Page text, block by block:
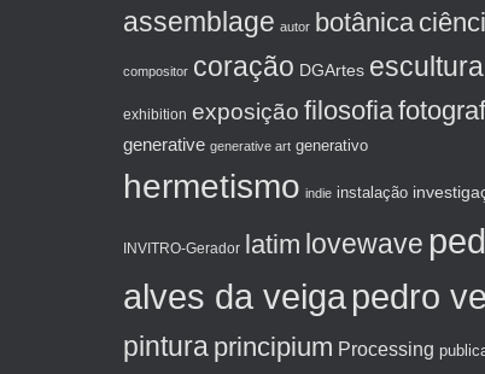
assemblage autor botânica
compositor coração DGArtes escultura
exhibition exposição filosofia
generative generative art generativo
hermetismo indie instalação
INVITRO-Gerador latim lovewave
alves da veigapedro
pintura principium Processing